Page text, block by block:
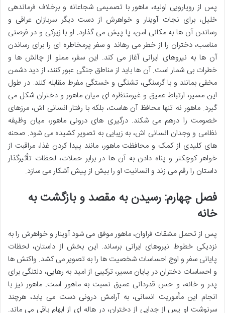
پس از رویارویی اولیه، ماهور با تصمیمی شجاعانه و برخلاف فرماندهی
خلیل، برای نجات آوینار و خواهرش از دست دیگر سربازان عراقی و
رساندن آن ها به مکانی امن، پا پیش می گذارد. او با زیرکی و در فرصتی
مناسب، دختران را از خطر می رهاند و سفر پرمخاطره ای را برای رساندن
آن ها به نیروهای ایرانی آغاز می کند. این سفر، مملو از چالش ها و
خطرات بی شمار است. آن ها باید از مناطق جنگی عبور کنند، از دید دشمن
مخفی بمانند و با گرسنگی، تشنگی و خستگی مفرط مقابله کنند. در طول
این مسیر، ارتباط عمیق و غیرمنتظره ای میان ماهور و دختران شکل می
گیرد. ماهور نه تنها محافظ آن هاست، بلکه با رفتار انسانی اش، مرزهای
خصومت را درهم می شکند. درگیری های درونی ماهور، میان وظیفه
نظامی و وجدان انسانی اش، به زیبایی به تصویر کشیده می شود. صحنه
های کلیدی از کمک و محافظت ماهور، مانند پیدا کردن غذا، مراقبت از
خواهر کوچکتر و پناه دادن به آن ها در برابر حملات، لحظات تأثیرگذار
داستان را رقم می زند و انسانیت او را بیش از پیش آشکار می سازد.
فصل چهارم: رسیدن به مقصد و بازگشت به
خانه
پس از تحمل مشقات فراوان، ماهور موفق می شود آوینار و خواهرش را به
نزدیکی خطوط نیروهای ایرانی برساند. این بخش از داستان، لحظات
پایانی سفر و اوج احساسات شخصیت ها را به تصویر می کشد. واکنش ها
و احساسات دختران در پایان مسیر، ترکیبی از امید به رهایی، دلتنگی برای
پدر و خانه، و حس قدردانی عمیق نسبت به ماهور است. ماهور نیز با
انجام این مأموریت انسانی، به آرامش درونی دست می یابد، هرچند
سرنوشت او پس از جدایی از دختران، در هاله ای از ابهام باقی می ماند.